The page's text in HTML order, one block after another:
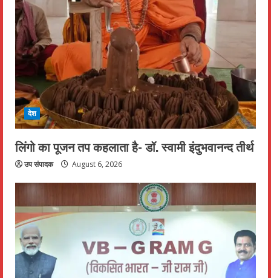
देश
लिंगो का पूजन तप कहलाता है- डॉ. स्वामी इंदुभवानन्द तीर्थ
उप संपादक August 6, 2026